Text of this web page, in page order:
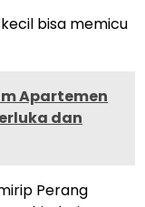
bisa memicu
Apartemen
dan
Perang